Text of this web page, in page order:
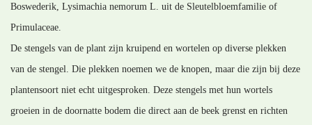
Boswederik, Lysimachia nemorum L. uit de Sleutelbloemfamilie of
Primulaceae.
De stengels van de plant zijn kruipend en wortelen op diverse plekken
van de stengel. Die plekken noemen we de knopen, maar die zijn bij deze
plantensoort niet echt uitgesproken. Deze stengels met hun wortels
groeien in de doornatte bodem die direct aan de beek grenst en richten